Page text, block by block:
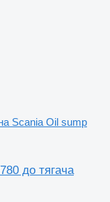
Scania Oil sump
до тягача